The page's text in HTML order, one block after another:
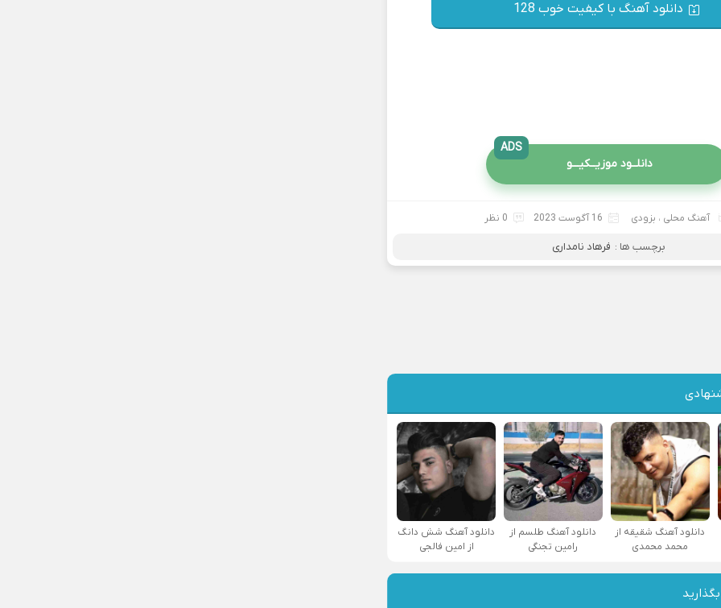
دانلود آهنگ با کیفیت خوب 128
دانلــود موزیــکیـــو
ADS
آهنگ محلی ، بزودی 16 آگوست 2023 0 نظر
برچسب ها : فرهاد نامداری
دانلود آهنگ شقیقه از
محمد محمدی
دانلود آهنگ طلسم از
رامین تجنگی
دانلود آهنگ شش دانگ
از امین فالجی